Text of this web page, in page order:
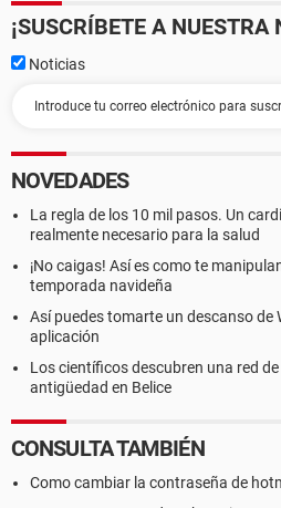
¡SUSCRÍBETE A NUESTRA
Noticias
NOVEDADES
La regla de los 10 mil pasos. Un
realmente necesario para la salud
¡No caigas! Así es como te
temporada navideña
Así puedes tomarte un descanso de
aplicación
Los científicos descubren una red
antigüedad en Belice
CONSULTA TAMBIÉN
Como cambiar la contraseña de